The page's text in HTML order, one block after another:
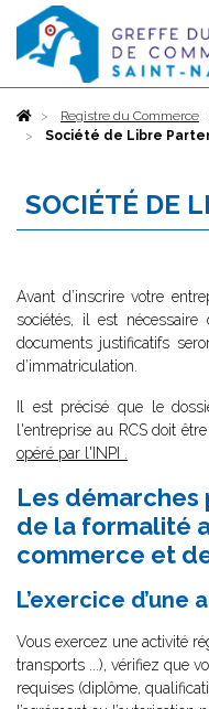
AccueilRegistre du Commerce
Société de Libre
SOCIÉTÉ DE
Avant d’inscrire votre
sociétés, il est nécessaire
documents justificatifs
d’immatriculation.
Il est précisé que le
l'entreprise au RCS doit
opéré par l'INPI
Les
de la formalité
commerce et
L’exercice
Vous exercez une activité
transports ...), vérifiez que
requises (diplôme,